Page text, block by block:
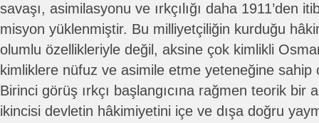
savaşı, asimilasyonu ve ırkçılığı daha 1911’den
misyon yüklenmiştir. Bu milliyetçiliğin kurduğu
olumlu özellikleriyle değil, aksine çok kimlikli
kimliklere nüfuz ve asimile etme yeteneğine sahip
Birinci görüş ırkçı başlangıcına rağmen teorik bir
ikincisi devletin hâkimiyetini içe ve dışa doğru